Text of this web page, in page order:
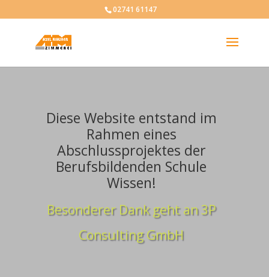
02741 61147
Diese Website entstand im
Rahmen eines
Abschlussprojektes der
Berufsbildenden Schule
Wissen!
Besonderer Dank geht an 3P
Consulting GmbH